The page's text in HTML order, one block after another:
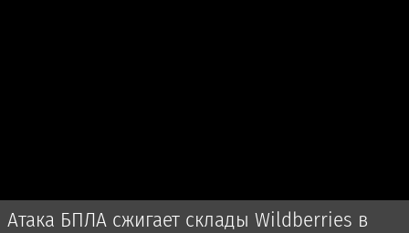
Атака БПЛА сжигает склады Wildberries в